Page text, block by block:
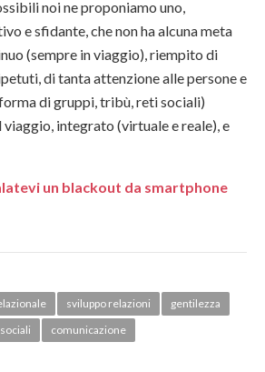
noi ne proponiamo uno,
e sfidante, che non ha alcuna meta
(sempre in viaggio), riempito di
di tanta attenzione alle persone e
di gruppi, tribù, reti sociali)
integrato (virtuale e reale), e
un blackout da smartphone
sviluppo relazioni
gentilezza
comunicazione